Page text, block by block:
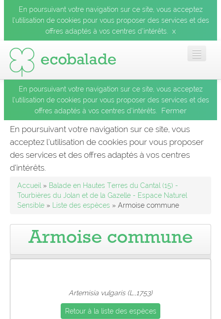
En poursuivant votre navigation sur ce site, vous acceptez
l’utilisation de cookies pour vous proposer des services et des
offres adaptés à vos centres d’intérêts.
x
Accueil
Les balades
Les espèces
Le blog
Pro
En poursuivant votre navigation sur ce site, vous acceptez
l’utilisation de cookies pour vous proposer des services et des
offres adaptés à vos centres d’intérêts.
Fermer
En poursuivant votre navigation sur ce site, vous
acceptez l’utilisation de cookies pour vous proposer
des services et des offres adaptés à vos centres
d’intérêts.
Accueil » Balade en Hautes Terres du Cantal (15) -
Tourbières du Jolan et de la Gazelle - Espace Naturel
Sensible » Liste des espèces » Armoise commune
Armoise commune
Artemisia vulgaris (L.,1753)
Retour à la liste des espèces